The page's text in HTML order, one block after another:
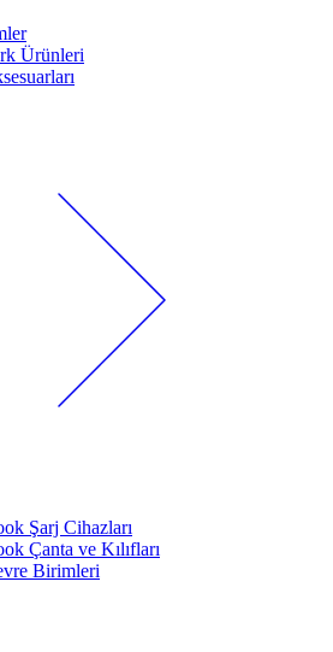
Ürünleri
Şarj Cihazları
Çanta ve Kılıfları
Birimleri